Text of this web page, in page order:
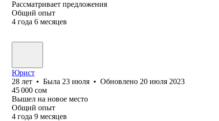
Рассматривает предложения
Общий опыт
4 года 6 месяцев
Юрист
28 лет • Была 23 июля • Обновлено 20 июля 2023
45 000 сом
Вышел на новое место
Общий опыт
4 года 9 месяцев